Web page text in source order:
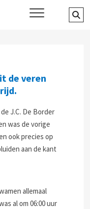
EN VERBINDEN VAN JONG
de veren
J.C. De Border
was de vorige
ook precies op
aan de kant
allemaal
al om 06:00 uur